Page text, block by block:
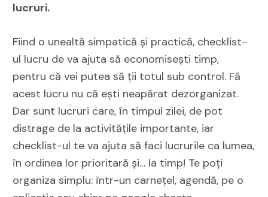
lucruri.
Fiind o unealtă simpatică și practică, checklist-
ul lucru de va ajuta să economisești timp,
pentru că vei putea să ții totul sub control. Fă
acest lucru nu că ești neapărat dezorganizat.
Dar sunt lucruri care, în timpul zilei, de pot
distrage de la activitățile importante, iar
checklist-ul te va ajuta să faci lucrurile ca lumea,
în ordinea lor prioritară și… la timp! Te poți
organiza simplu: într-un carnețel, agendă, pe o